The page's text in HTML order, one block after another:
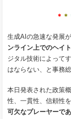
＊ ＊
生成AIの急速な発展
ンライン上でのヘイ
ジタル技術によって
はならない、と事務
本日発表された政策
性、一貫性、信頼性
可欠なプレーヤーで